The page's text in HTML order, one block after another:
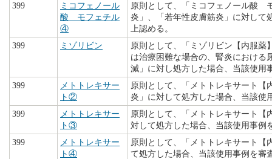
399
ミコフェノール
酸 モフェチル
④
原則として、「ミコフェノール酸
炎」、「若年性皮膚筋炎」に対して
上認める。
399
ミゾリビン
原則として、「ミゾリビン【内服薬
は治療困難な場合の、腎炎における
減」に対し処方した場合、当該使用
399
メトトレキサー
ト②
原則として、「メトトレキサート【
炎」に対して処方した場合、当該使
399
メトトレキサー
ト③
原則として、「メトトレキサート【
対して処方した場合、当該使用事例
399
メトトレキサー
ト④
原則として、「メトトレキサート【
て処方した場合、当該使用事例を審